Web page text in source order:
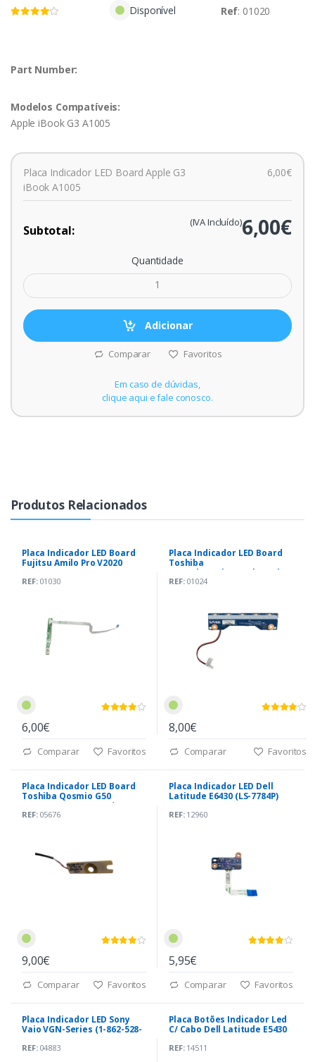
Disponível Ref: 01020
Part Number:
Modelos Compatíveis:
Apple iBook G3 A1005
Placa Indicador LED Board Apple G3
iBook A1005
6,00€
Subtotal: 6,00€
(IVA Incluído)
Quantidade
Adicionar
Comparar Favoritos
Em caso de dúvidas,
clique aqui e fale conosco.
Produtos Relacionados
Placa Indicador LED Board
Fujitsu Amilo Pro V2020
REF:01030
6,00€
Comparar Favoritos
Placa Indicador LED Board
Toshiba
A350D|A350|A350D|A355|A355D
(LS-4576P) *
REF:01024
8,00€
Comparar Favoritos
Placa Indicador LED Board
Toshiba Qosmio G50
(01011D300-574-G-A) *
REF:05676
9,00€
Comparar Favoritos
Placa Indicador LED Dell
Latitude E6430 (LS-7784P)
REF:12960
5,95€
Comparar Favoritos
Placa Indicador LED Sony
Vaio VGN-Series (1-862-528-
REF:04883
Placa Botões Indicador Led
C/ Cabo Dell Latitude E5430
REF:14511